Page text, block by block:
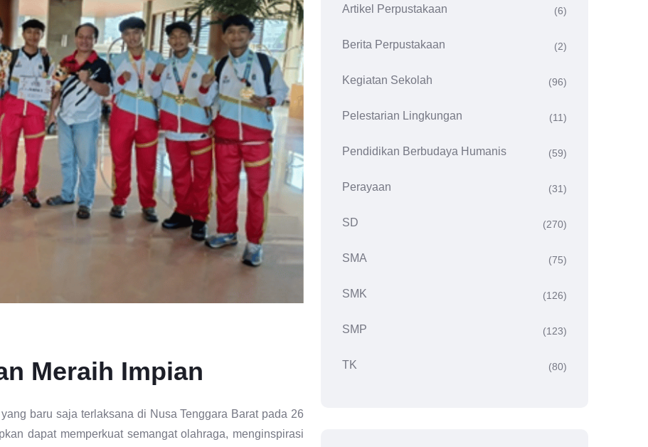
Meraih Impian
baru saja terlaksana di Nusa Tenggara Barat pada 26
dapat memperkuat semangat olahraga, menginspirasi
Artikel Perpustakaan (6)
Berita Perpustakaan (2)
Kegiatan Sekolah (96)
Pelestarian Lingkungan (11)
Pendidikan Berbudaya Humanis (59)
Perayaan (31)
SD (270)
SMA (75)
SMK (126)
SMP (123)
TK (80)